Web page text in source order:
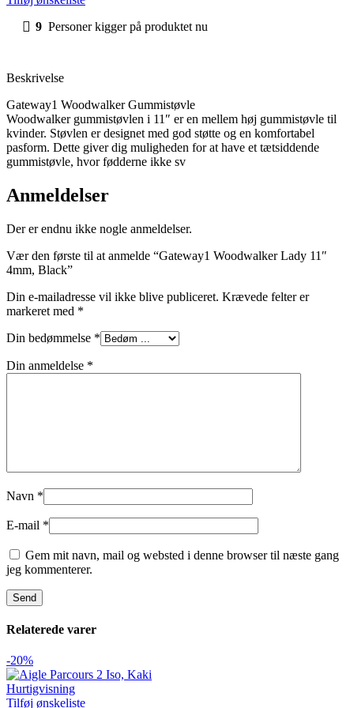
9 Personer kigger på produktet nu
Beskrivelse
Gateway1 Woodwalker Gummistøvle
Woodwalker gummistøvlen i 11″ er en mellem høj gummistøvle til
kvinder. Støvlen er designet med god støtte og en komfortabel
pasform. Dette giver dig muligheden for at have et tætsiddende
gummistøvle, hvor fødderne ikke sv
Anmeldelser
Der er endnu ikke nogle anmeldelser.
Vær den første til at anmelde “Gateway1 Woodwalker Lady 11″
4mm, Black”
Din e-mailadresse vil ikke blive publiceret. Krævede felter er
markeret med *
Din bedømmelse *
Din anmeldelse *
Navn *
E-mail *
Gem mit navn, mail og websted i denne browser til næste gang
jeg kommenterer.
Relaterede varer
-20%
Hurtigvisning
Tilføj ønskeliste